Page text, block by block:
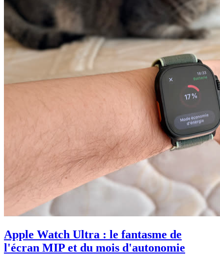
Apple Watch Ultra : le fantasme de
l'écran MIP et du mois d'autonomie